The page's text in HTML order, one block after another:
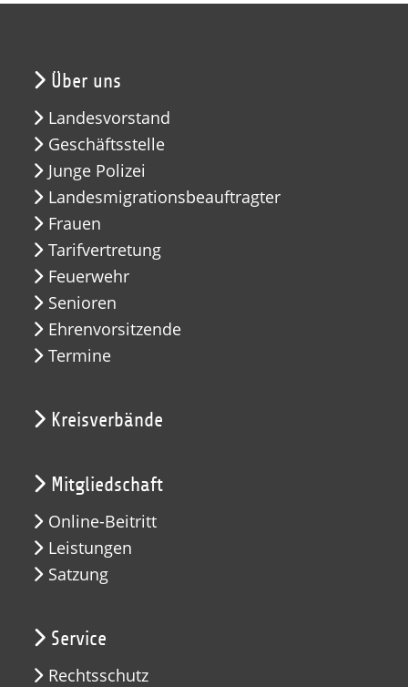
Über uns
Landesvorstand
Geschäftsstelle
Junge Polizei
Landesmigrationsbeauftragter
Frauen
Tarifvertretung
Feuerwehr
Senioren
Ehrenvorsitzende
Termine
Kreisverbände
Mitgliedschaft
Online-Beitritt
Leistungen
Satzung
Service
Rechtsschutz